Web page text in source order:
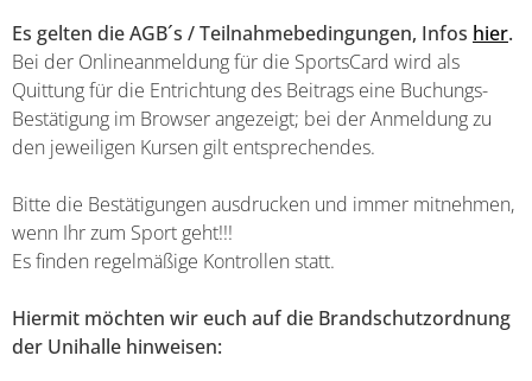
Es gelten die AGB´s / Teilnahmebedingungen, Infos hier.
Bei der Onlineanmeldung für die SportsCard wird als
Quittung für die Entrichtung des Beitrags eine Buchungs-
Bestätigung im Browser angezeigt; bei der Anmeldung zu
den jeweiligen Kursen gilt entsprechendes.
Bitte die Bestätigungen ausdrucken und immer mitnehmen,
wenn Ihr zum Sport geht!!!
Es finden regelmäßige Kontrollen statt.
Hiermit möchten wir euch auf die Brandschutzordnung
der Unihalle hinweisen: